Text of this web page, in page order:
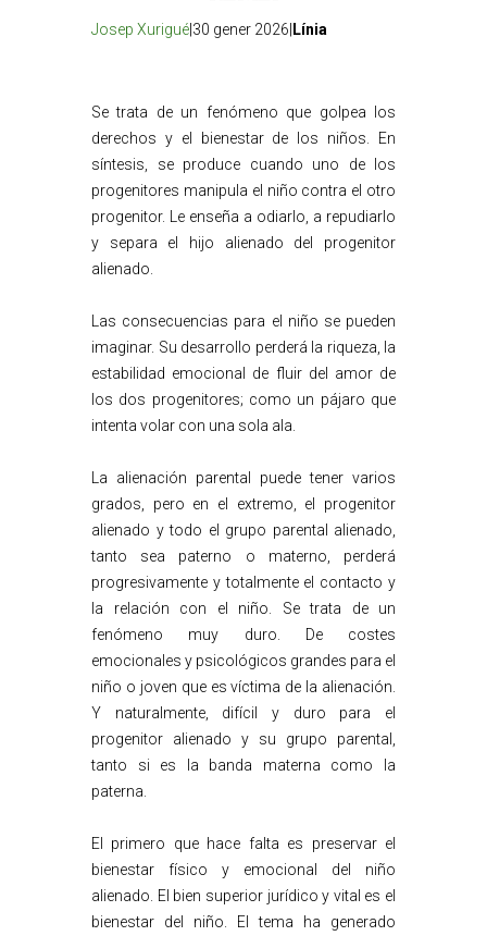
Josep Xurigué |30 gener 2026| Línia
Se trata de un fenómeno que golpea los
derechos y el bienestar de los niños. En
síntesis, se produce cuando uno de los
progenitores manipula el niño contra el otro
progenitor. Le enseña a odiarlo, a repudiarlo
y separa el hijo alienado del progenitor
alienado.
Las consecuencias para el niño se pueden
imaginar. Su desarrollo perderá la riqueza, la
estabilidad emocional de fluir del amor de
los dos progenitores; como un pájaro que
intenta volar con una sola ala.
La alienación parental puede tener varios
grados, pero en el extremo, el progenitor
alienado y todo el grupo parental alienado,
tanto sea paterno o materno, perderá
progresivamente y totalmente el contacto y
la relación con el niño. Se trata de un
fenómeno muy duro. De costes
emocionales y psicológicos grandes para el
niño o joven que es víctima de la alienación.
Y naturalmente, difícil y duro para el
progenitor alienado y su grupo parental,
tanto si es la banda materna como la
paterna.
El primero que hace falta es preservar el
bienestar físico y emocional del niño
alienado. El bien superior jurídico y vital es el
bienestar del niño. El tema ha generado